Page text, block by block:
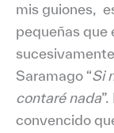
mis guiones,
pequeñas que
Saramago “Si
contaré nada
convencido